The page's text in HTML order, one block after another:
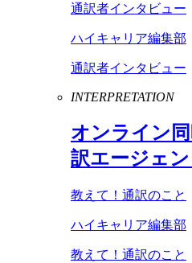
通訳者インタビュー
ハイキャリア編集部
通訳者インタビュー
INTERPRETATION
オンライン
訳エージェ
教えて！通訳のこと
ハイキャリア編集部
教えて！通訳のこと